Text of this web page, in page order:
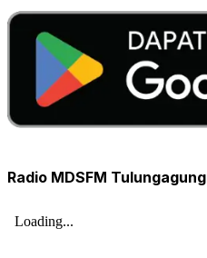
Radio MDSFM Tulungagung